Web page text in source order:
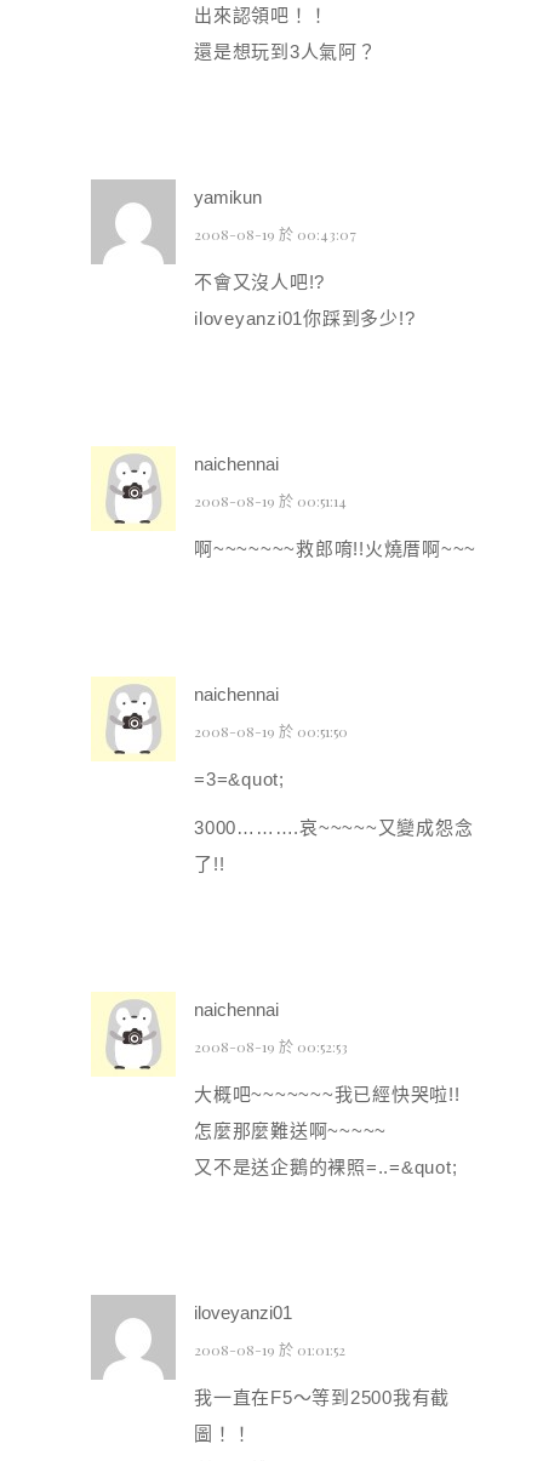
出來認領吧！！
還是想玩到3人氣阿？
yamikun
2008-08-19 於 00:43:07
不會又沒人吧!?
iloveyanzi01你踩到多少!?
naichennai
2008-08-19 於 00:51:14
啊~~~~~~~救郎唷!!火燒厝啊~~~
naichennai
2008-08-19 於 00:51:50
=3=&quot;
3000……….哀~~~~~又變成怨念
了!!
naichennai
2008-08-19 於 00:52:53
大概吧~~~~~~~我已經快哭啦!!
怎麼那麼難送啊~~~~~
又不是送企鵝的裸照=..=&quot;
iloveyanzi01
2008-08-19 於 01:01:52
我一直在F5～等到2500我有截
圖！！